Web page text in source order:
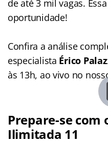
de até 3 mil vagas.
oportunidade!
Confira a análise
especialista Érico
às 13h, ao vivo no
Prepare-se com
Ilimitada 11